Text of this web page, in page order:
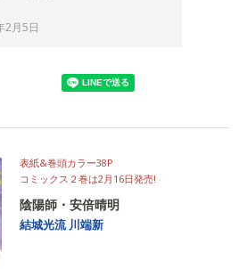
2月5日
表紙&巻頭カラー38P
コミックス２巻は2月16日発売!
陰陽師・安倍晴明
結城光流 川端新